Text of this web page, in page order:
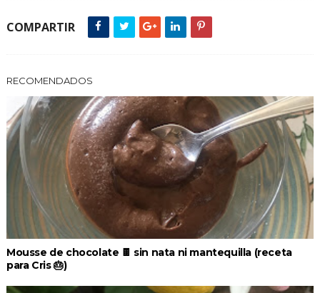
COMPARTIR
RECOMENDADOS
Mousse de chocolate 🍫 sin nata ni mantequilla (receta
para Cris 🎂)